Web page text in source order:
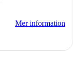
Mer information